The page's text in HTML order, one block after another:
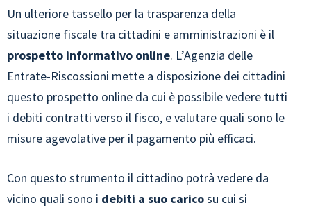
Un ulteriore tassello per la trasparenza della
situazione fiscale tra cittadini e amministrazioni è il
prospetto informativo online. L’Agenzia delle
Entrate-Riscossioni mette a disposizione dei cittadini
questo prospetto online da cui è possibile vedere tutti
i debiti contratti verso il fisco, e valutare quali sono le
misure agevolative per il pagamento più efficaci.
Con questo strumento il cittadino potrà vedere da
vicino quali sono i debiti a suo caricosu cui si